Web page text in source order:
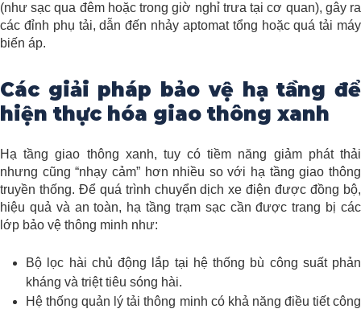
(như sạc qua đêm hoặc trong giờ nghỉ trưa tại cơ quan), gây ra
các đỉnh phụ tải, dẫn đến nhảy aptomat tổng hoặc quá tải máy
biến áp.
Các giải pháp bảo vệ hạ tầng để
hiện thực hóa giao thông xanh
Hạ tầng giao thông xanh, tuy có tiềm năng giảm phát thải
nhưng cũng “nhạy cảm” hơn nhiều so với hạ tầng giao thông
truyền thống. Để quá trình chuyển dịch xe điện được đồng bộ,
hiệu quả và an toàn, hạ tầng trạm sạc cần được trang bị các
lớp bảo vệ thông minh như:
Bộ lọc hài chủ động lắp tại hệ thống bù công suất phản
kháng và triệt tiêu sóng hài.
Hệ thống quản lý tải thông minh có khả năng điều tiết công